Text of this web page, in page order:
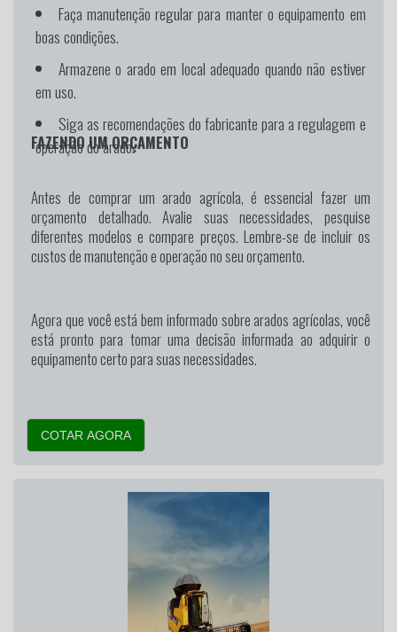
Faça manutenção regular para manter o equipamento em
boas condições.
Armazene o arado em local adequado quando não estiver
em uso.
Siga as recomendações do fabricante para a regulagem e
operação do arado.
FAZENDO UM ORÇAMENTO
Antes de comprar um arado agrícola, é essencial fazer um
orçamento detalhado. Avalie suas necessidades, pesquise
diferentes modelos e compare preços. Lembre-se de incluir os
custos de manutenção e operação no seu orçamento.
Agora que você está bem informado sobre arados agrícolas, você
está pronto para tomar uma decisão informada ao adquirir o
equipamento certo para suas necessidades.
COTAR AGORA